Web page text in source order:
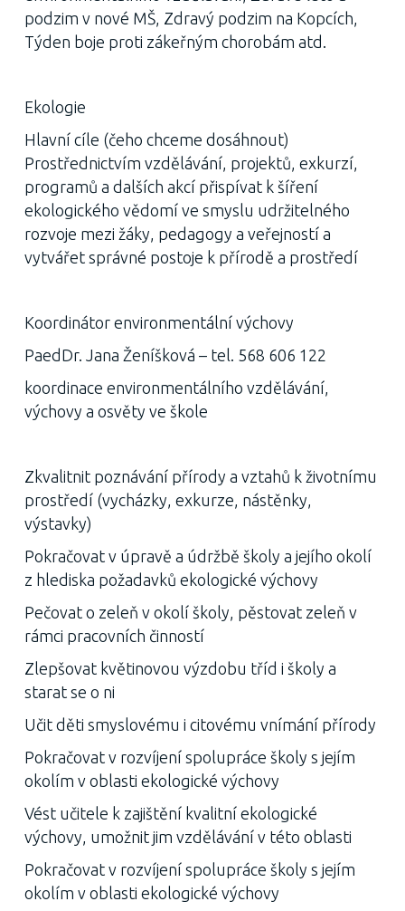
podzim v nové MŠ, Zdravý podzim na Kopcích,
Týden boje proti zákeřným chorobám atd.
Ekologie
Hlavní cíle (čeho chceme dosáhnout)
Prostřednictvím vzdělávání, projektů, exkurzí,
programů a dalších akcí přispívat k šíření
ekologického vědomí ve smyslu udržitelného
rozvoje mezi žáky, pedagogy a veřejností a
vytvářet správné postoje k přírodě a prostředí
Koordinátor environmentální výchovy
PaedDr. Jana Ženíšková – tel. 568 606 122
koordinace environmentálního vzdělávání,
výchovy a osvěty ve škole
Zkvalitnit poznávání přírody a vztahů k životnímu
prostředí (vycházky, exkurze, nástěnky,
výstavky)
Pokračovat v úpravě a údržbě školy a jejího okolí
z hlediska požadavků ekologické výchovy
Pečovat o zeleň v okolí školy, pěstovat zeleň v
rámci pracovních činností
Zlepšovat květinovou výzdobu tříd i školy a
starat se o ni
Učit děti smyslovému i citovému vnímání přírody
Pokračovat v rozvíjení spolupráce školy s jejím
okolím v oblasti ekologické výchovy
Vést učitele k zajištění kvalitní ekologické
výchovy, umožnit jim vzdělávání v této oblasti
Pokračovat v rozvíjení spolupráce školy s jejím
okolím v oblasti ekologické výchovy